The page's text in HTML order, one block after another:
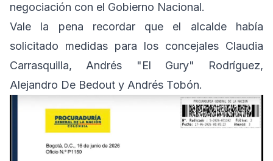
negociación con el Gobierno Nacional.
Vale la pena recordar que el alcalde había
solicitado medidas para los concejales Claudia
Carrasquilla, Andrés "El Gury" Rodríguez,
Alejandro De Bedout y Andrés Tobón.